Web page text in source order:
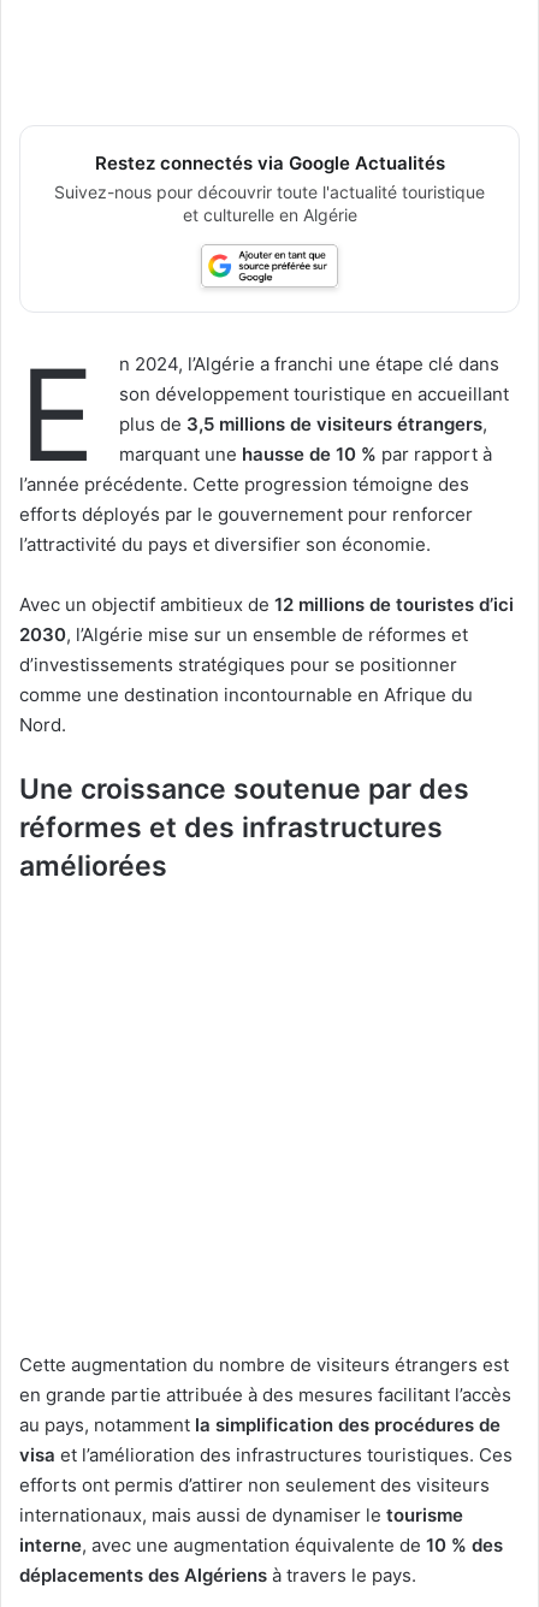
Restez connectés via Google Actualités
Suivez-nous pour découvrir toute l'actualité touristique
et culturelle en Algérie
E
n 2024, l’Algérie a franchi une étape clé dans
son développement touristique en accueillant
plus de 3,5 millions de visiteurs étrangers,
marquant une hausse de 10 % par rapport à
l’année précédente. Cette progression témoigne des
efforts déployés par le gouvernement pour renforcer
l’attractivité du pays et diversifier son économie.
Avec un objectif ambitieux de 12 millions de touristes d’ici
2030, l’Algérie mise sur un ensemble de réformes et
d’investissements stratégiques pour se positionner
comme une destination incontournable en Afrique du
Nord.
Une croissance soutenue par des
réformes et des infrastructures
améliorées
Cette augmentation du nombre de visiteurs étrangers est
en grande partie attribuée à des mesures facilitant l’accès
au pays, notamment la simplification des procédures de
visa et l’amélioration des infrastructures touristiques. Ces
efforts ont permis d’attirer non seulement des visiteurs
internationaux, mais aussi de dynamiser le tourisme
interne, avec une augmentation équivalente de 10 % des
déplacements des Algériens à travers le pays.